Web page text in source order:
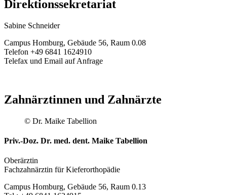
Direktionssekretariat
Sabine Schneider
Campus Homburg, Gebäude 56, Raum 0.08
Telefon +49 6841 1624910
Telefax und Email auf Anfrage
Zahnärztinnen und Zahnärzte
© Dr. Maike Tabellion
Priv.-Doz. Dr. med. dent. Maike Tabellion
Oberärztin
Fachzahnärztin für Kieferorthopädie
Campus Homburg, Gebäude 56, Raum 0.13